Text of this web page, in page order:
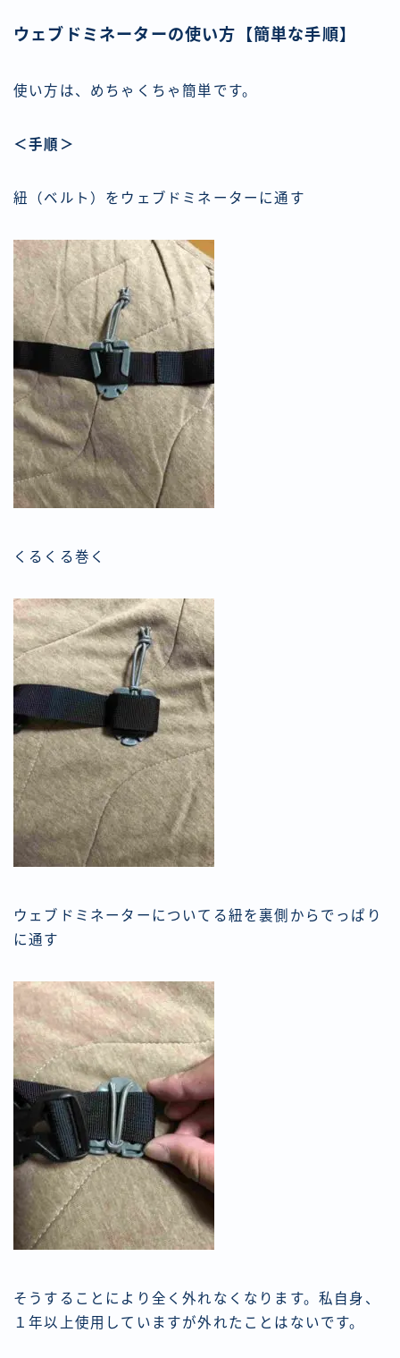
ウェブドミネーターの使い方【簡単な手順】
使い方は、めちゃくちゃ簡単です。
＜手順＞
紐（ベルト）をウェブドミネーターに通す
くるくる巻く
ウェブドミネーターについてる紐を裏側からでっぱり
に通す
そうすることにより全く外れなくなります。私自身、
１年以上使用していますが外れたことはないです。